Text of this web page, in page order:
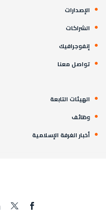
الإصدارات
الشراكات
إنفوجرافيك
تواصل معنا
الهيئات التابعة
وظائف
أخبار الغرفة الإسلامية